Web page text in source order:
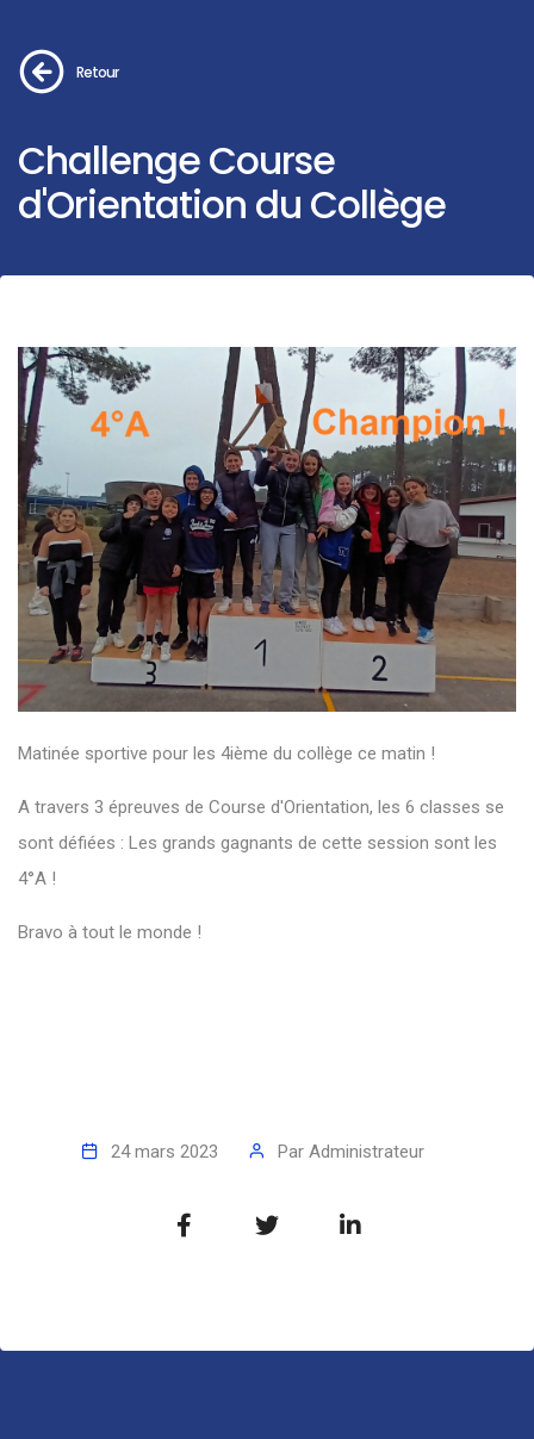
Retour
Challenge Course
d'Orientation du Collège
Matinée sportive pour les 4ième du collège ce matin !
A travers 3 épreuves de Course d'Orientation, les 6 classes se
sont défiées : Les grands gagnants de cette session sont les
4°A !
Bravo à tout le monde !
24 mars 2023 Par Administrateur